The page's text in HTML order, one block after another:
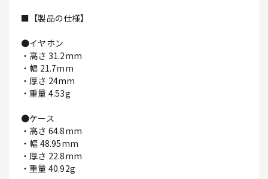
■【製品の仕様】
●イヤホン
・高さ 31.2mm
・幅 21.7mm
・厚さ 24mm
・重量 4.53g
●ケース
・高さ 64.8mm
・幅 48.95mm
・厚さ 22.8mm
・重量 40.92g